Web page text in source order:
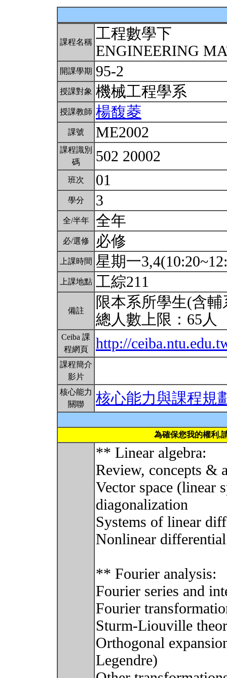
課程名稱 工程數學下
ENGINEERING
開課學期 95-2
授課對象 機械工程學系
授課教師 楊馥菱
課號 ME2002
課程識別
碼
502 20002
班次 01
學分 3
全/半年 全年
必/選修 必修
上課時間 星期一
上課地點 工綜211
備註
限本系所學生(含
總人數上限：65人
Ceiba 課
程網頁
http://
課程簡介
影片
核心能力
關聯
核心能力與課程規
為確保您我的權利,
** Linear algebra:
Review, concepts &
Vector space (linear
diagonalization
Systems of linear
Nonlinear
** Fourier analysis:
Fourier series and
Fourier
Sturm-Liouville
Orthogonal
Legendre)